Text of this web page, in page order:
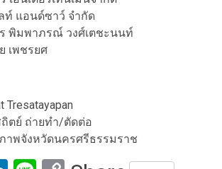
ท์ แอนด์ซาว์ จำกัด
ร พิมพาภรณ์ วงศ์เตชะนนท์
เพชรยศ
Tresatayapan
ถิตย์ ถ่ายทำ/ตัดต่อ
าพจังหวัดนครศรีธรรมราช